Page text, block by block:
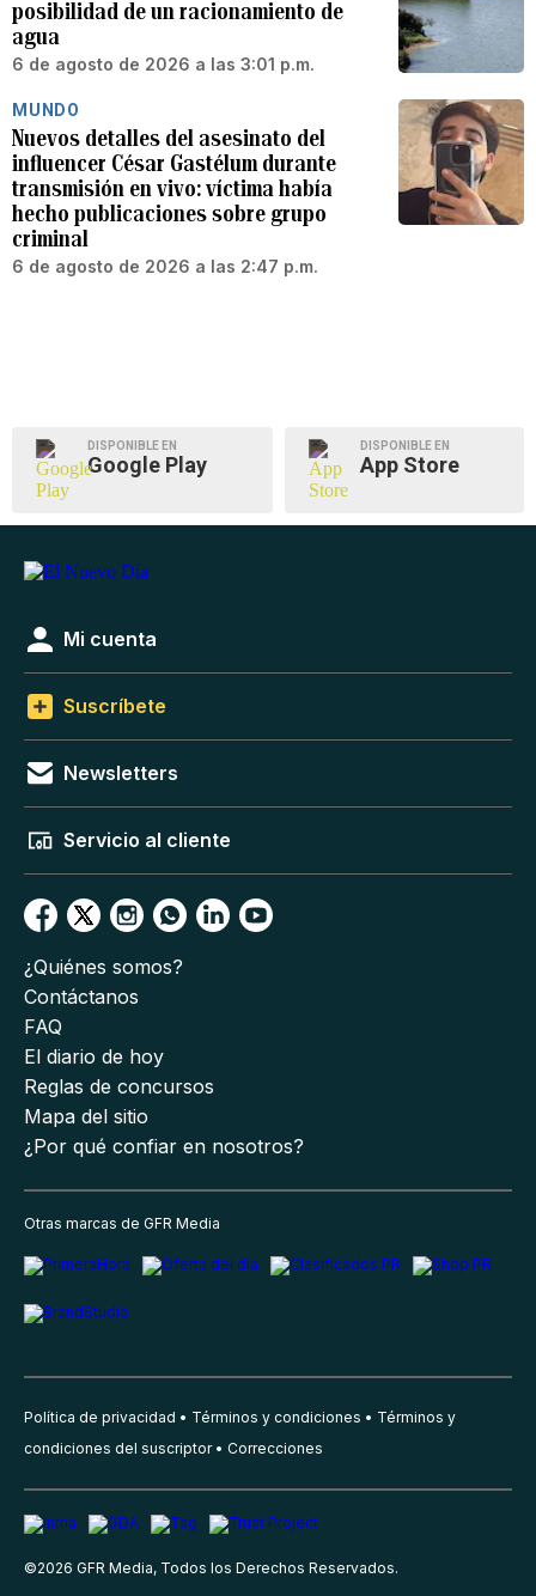
posibilidad de un racionamiento de
agua
6 de agosto de 2026 a las 3:01 p.m.
MUNDO
Nuevos detalles del asesinato del
influencer César Gastélum durante
transmisión en vivo: víctima había
hecho publicaciones sobre grupo
criminal
6 de agosto de 2026 a las 2:47 p.m.
DISPONIBLE EN
Google Play
DISPONIBLE EN
App Store
Mi cuenta
Suscríbete
Newsletters
Servicio al cliente
¿Quiénes somos?
Contáctanos
FAQ
El diario de hoy
Reglas de concursos
Mapa del sitio
¿Por qué confiar en nosotros?
Otras marcas de GFR Media
Política de privacidad Términos y condiciones
Términos y
condiciones del suscriptor
Correcciones
©2026 GFR Media, Todos los Derechos Reservados.